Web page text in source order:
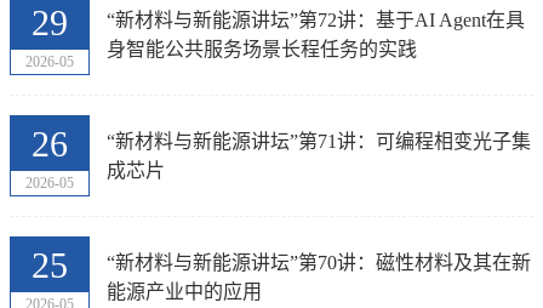
29
2026-05
“新材料与新能源讲坛”第72讲：基于AI Agent在具
身智能公共服务场景长程任务的实践
26
2026-05
“新材料与新能源讲坛”第71讲：可编程相变光子集
成芯片
25
2026-05
“新材料与新能源讲坛”第70讲：磁性材料及其在新
能源产业中的应用